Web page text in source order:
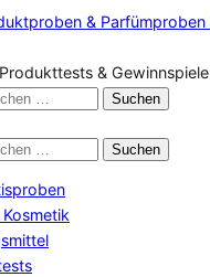
& Gewinnspiele
Suchen
Suchen